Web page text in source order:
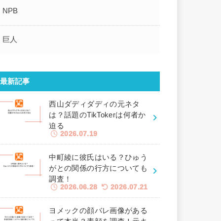
NPB
巨人
最新記事
西山ダディダディの元ネタ
は？話題のTikTokerは何者か
迫る
2026.07.19
中町綾に彼氏はいる？ひゅう
がとの関係の行方についても
調査！
2026.06.28 2026.07.21
ヨメックの顔バレ画像がある